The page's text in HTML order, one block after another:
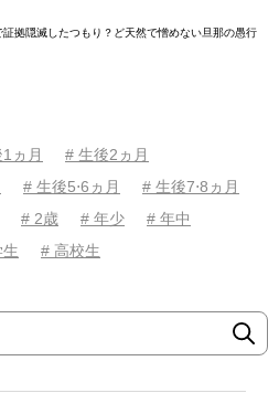
証拠隠滅したつもり？ど天然で憎めない旦那の愚行
ヵ月
# 生後2ヵ月
# 生後5⋅6ヵ月
# 生後7⋅8ヵ月
# 2歳 # 年少
# 年中
# 高校生